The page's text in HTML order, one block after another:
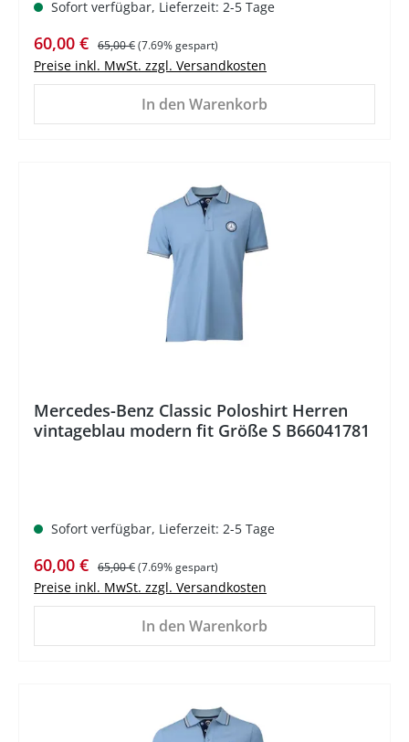
Sofort verfügbar, Lieferzeit: 2-5 Tage
Verkaufspreis:
60,00 € Regulärer Preis:
65,00 €(7.69% gespart)
Preise inkl. MwSt. zzgl. Versandkosten
In den Warenkorb
Mercedes-Benz Classic Poloshirt Herren
vintageblau modern fit Größe S B66041781
Sofort verfügbar, Lieferzeit: 2-5 Tage
Verkaufspreis:
60,00 € Regulärer Preis:
65,00 €(7.69% gespart)
Preise inkl. MwSt. zzgl. Versandkosten
In den Warenkorb